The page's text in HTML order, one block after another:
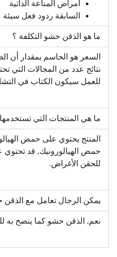
أمراض المناعة الذاتية
السابقة ردود فعل
ما هو الذقن حشو التكلفة ؟
السعر هو الحاسم بمقدار
نتائج عدد من المجالات التي
للعمل سيكون الكتاب في
ما هي المنتجات التي
المنتج يحتوي على حمض
حمض الهيالورونيك, قد تحتوي
للحقن الأغراض.
يمكن الرجال تعامل مع
نعم, الذقن حشو كما ينصح به